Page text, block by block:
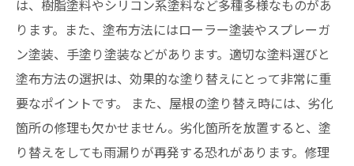
は、樹脂塗料やシリコン系塗料など多種多様なものがあ
ります。また、塗布方法にはローラー塗装やスプレーガ
ン塗装、手塗り塗装などがあります。適切な塗料選びと
塗布方法の選択は、効果的な塗り替えにとって非常に重
要なポイントです。 また、屋根の塗り替え時には、劣化
箇所の修理も欠かせません。劣化箇所を放置すると、塗
り替えをしても雨漏りが再発する恐れがあります。修理